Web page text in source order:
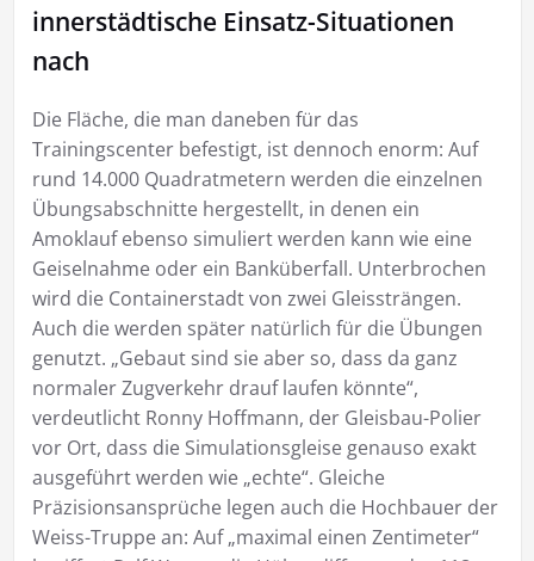
innerstädtische Einsatz-Situationen
nach
Die Fläche, die man daneben für das
Trainingscenter befestigt, ist dennoch enorm: Auf
rund 14.000 Quadratmetern werden die einzelnen
Übungsabschnitte hergestellt, in denen ein
Amoklauf ebenso simuliert werden kann wie eine
Geiselnahme oder ein Banküberfall. Unterbrochen
wird die Containerstadt von zwei Gleissträngen.
Auch die werden später natürlich für die Übungen
genutzt. „Gebaut sind sie aber so, dass da ganz
normaler Zugverkehr drauf laufen könnte“,
verdeutlicht Ronny Hoffmann, der Gleisbau-Polier
vor Ort, dass die Simulationsgleise genauso exakt
ausgeführt werden wie „echte“. Gleiche
Präzisionsansprüche legen auch die Hochbauer der
Weiss-Truppe an: Auf „maximal einen Zentimeter“